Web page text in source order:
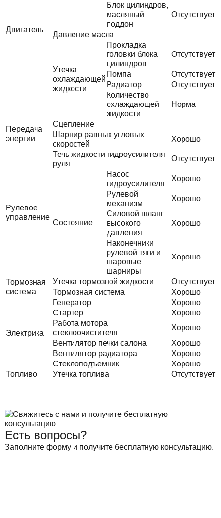
Двигатель
Блок цилиндров,
масляный
поддон
Отсутствует
Давление масла
Утечка
охлаждающей
жидкости
Прокладка
головки блока
цилиндров
Отсутствует
Помпа
Отсутствует
Радиатор
Отсутствует
Количество
охлаждающей
жидкости
Норма
Передача
энергии
Сцепление
Шарнир равных угловых
скоростей
Хорошо
Рулевое
управление
Течь жидкости гидроусилителя
руля
Отсутствует
Состояние
Насос
гидроусилителя
Хорошо
Рулевой
механизм
Хорошо
Силовой шланг
высокого
давления
Хорошо
Наконечники
рулевой тяги и
шаровые
шарниры
Хорошо
Тормозная
система
Утечка тормозной жидкости
Отсутствует
Тормозная система
Хорошо
Электрика
Генератор
Хорошо
Стартер
Хорошо
Работа мотора
стеклоочистителя
Хорошо
Вентилятор печки салона
Хорошо
Вентилятор радиатора
Хорошо
Стеклоподъемник
Хорошо
Топливо
Утечка топлива Отсутствует
Есть вопросы?
Заполните форму и получите бесплатную консультацию.